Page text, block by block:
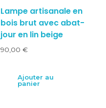
Lampe artisanale en
bois brut avec abat-
jour en lin beige
90,00 €
Ajouter au
panier